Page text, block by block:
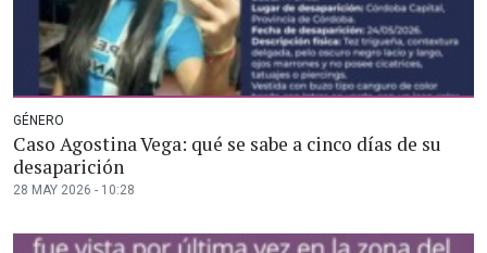
GÉNERO
Caso Agostina Vega: qué se sabe a cinco días de su
desaparición
28 MAY 2026 - 10:28